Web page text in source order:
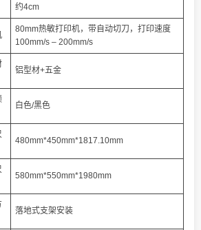
约4cm
80mm热敏打印机，带自动切刀，打印速度
100mm/s – 200mm/s
铝型材+五金
白色/黑色
480mm*450mm*1817.10mm
580mm*550mm*1980mm
落地式支架安装